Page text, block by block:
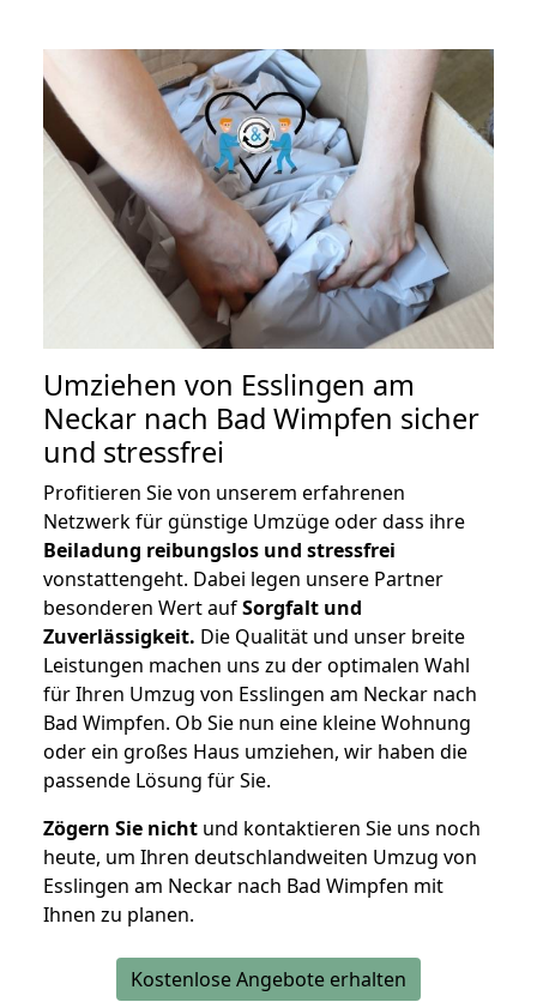
Umziehen von Esslingen am
Neckar nach Bad Wimpfen sicher
und stressfrei
Profitieren Sie von unserem erfahrenen
Netzwerk für günstige Umzüge oder dass ihre
Beiladung reibungslos und stressfrei
vonstattengeht. Dabei legen unsere Partner
besonderen Wert aufSorgfalt und
Zuverlässigkeit. Die Qualität und unser breite
Leistungen machen uns zu der optimalen Wahl
für Ihren Umzug von Esslingen am Neckar nach
Bad Wimpfen. Ob Sie nun eine kleine Wohnung
oder ein großes Haus umziehen, wir haben die
passende Lösung für Sie.
Zögern Sie nicht und kontaktieren Sie uns noch
heute, um Ihren deutschlandweiten Umzug von
Esslingen am Neckar nach Bad Wimpfen mit
Ihnen zu planen.
Kostenlose Angebote erhalten